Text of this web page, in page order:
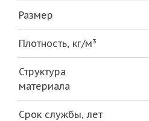
Размер
Плотность, кг/м³
Структура
материала
Срок службы, лет